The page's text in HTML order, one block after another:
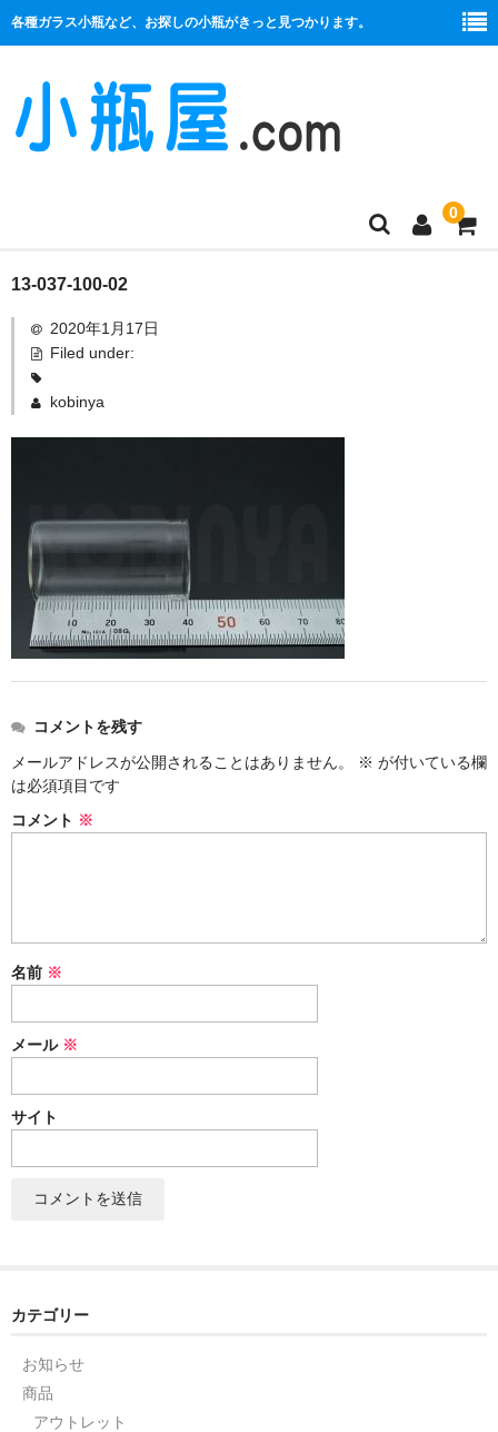
各種ガラス小瓶など、お探しの小瓶がきっと見つかります。
0
商品一覧
絞り口
セット
ストラップ付き
ふた付き
単品
アウトレット
お問い合わせ
13-037-100-02
2020年1月17日
Filed under:
kobinya
コメントを残す
メールアドレスが公開されることはありません。
※ が付いている欄
は必須項目です
コメント ※
名前 ※
メール ※
サイト
カテゴリー
お知らせ
商品
アウトレット